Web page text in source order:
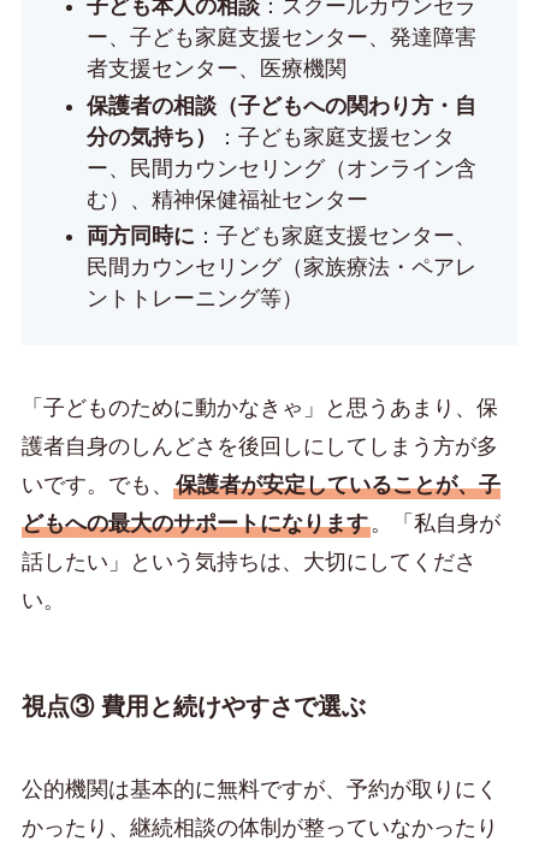
子ども本人の相談：スクールカウンセラ
ー、子ども家庭支援センター、発達障害
者支援センター、医療機関
保護者の相談（子どもへの関わり方・自
分の気持ち）
：子ども家庭支援センタ
ー、民間カウンセリング（オンライン含
む）、精神保健福祉センター
両方同時に ：子ども家庭支援センター、
民間カウンセリング（家族療法・ペアレ
ントトレーニング等）
「子どものために動かなきゃ」と思うあまり、保
護者自身のしんどさを後回しにしてしまう方が多
いです。でも、 保護者が安定していることが、子
どもへの最大のサポートになります。「私自身が
話したい」という気持ちは、大切にしてくださ
い。
視点③ 費用と続けやすさで選ぶ
公的機関は基本的に無料ですが、予約が取りにく
かったり、継続相談の体制が整っていなかったり